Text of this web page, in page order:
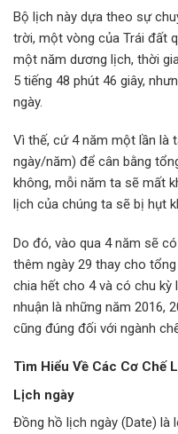
Bộ lịch này dựa theo sự
trời, một vòng của Trái đất
một năm dương lịch, thời
5 tiếng 48 phút 46 giây,
ngày.
Vì thế, cứ 4 năm một lần là
ngày/năm) để cân bằng
không, mỗi năm ta sẽ mất
lịch của chúng ta sẽ bị hụt
Do đó, vào qua 4 năm sẽ
thêm ngày 29 thay cho
chia hết cho 4 và có chu kỳ
nhuận là những năm 2016,
cũng đúng đối với ngành
Tìm Hiểu Về Các Cơ Chế
Lịch ngày
Đồng hồ lịch ngày (Date) là